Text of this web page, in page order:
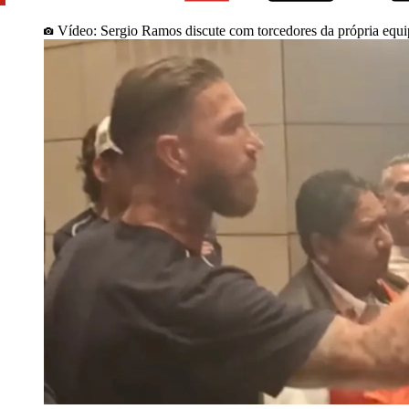
Vídeo: Sergio Ramos discute com torcedores da própria